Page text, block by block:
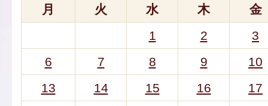
月 火 水 木
金
1
2
3
6
7 8 9
10
13
14 15 16
17